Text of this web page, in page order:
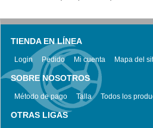
TIENDA EN LÍNEA
Login Pedido Mi cuenta Mapa del
SOBRE NOSOTROS
Método de pago Talla Todos los
OTRAS LIGAS